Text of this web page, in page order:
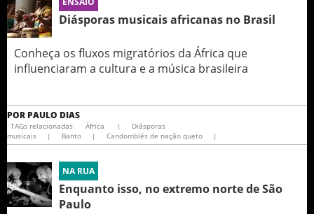
Diásporas musicais africanas no Brasil
Conheça os fluxos migratórios da África que
influenciaram a cultura e a música brasileira
POR PAULO DIAS
TAGs relacionadas África |
Diásporas
musicais
| Banto | Candomblés de nação queto |
NA RUA
Enquanto isso, no extremo norte de São
Paulo